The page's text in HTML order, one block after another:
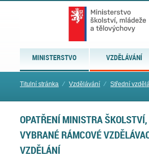
MINISTERSTVO VZDĚLÁVÁNÍ
Titulní stránka ⁄ Vzdělávání ⁄ Střední
OPATŘENÍ MINISTRA
VYBRANÉ RÁMCOVÉ
VZDĚLÁNÍ